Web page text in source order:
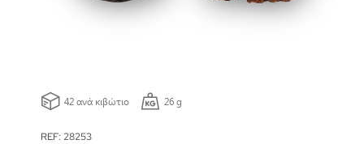
42 ανά κιβώτιο 26 g
REF: 28253